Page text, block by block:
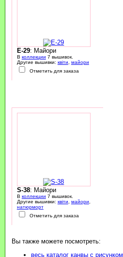
E-29: Майори
В коллекции 7 вышивок.
Другие вышивки: квіти
майори
Отметить для заказа
S-38: Майори
В коллекции 7 вышивок.
Другие вышивки: квіти, майори,
натюрморт
Отметить для заказа
Вы также можете посмотреть:
весь каталог канвы с рисунком